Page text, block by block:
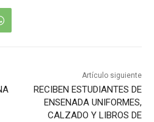
Artículo siguiente
RECIBEN ESTUDIANTES DE
ENSENADA UNIFORMES,
CALZADO Y LIBROS DE